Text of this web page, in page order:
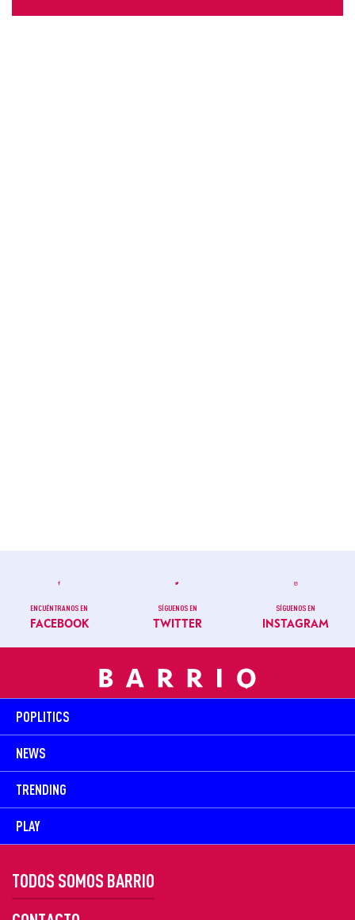
ENCUÉNTRANOS EN
FACEBOOK
SÍGUENOS EN
TWITTER
SÍGUENOS EN
INSTAGRAM
POPLITICS
NEWS
TRENDING
PLAY
TODOS SOMOS BARRIO